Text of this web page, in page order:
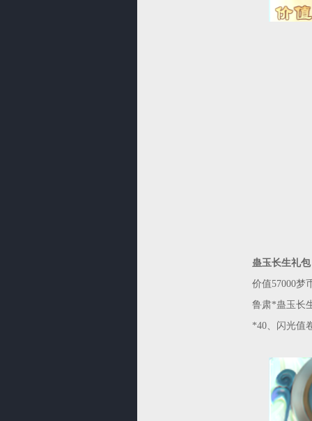
蛊玉长生礼包
价值57000梦
鲁肃*蛊玉长
*40、闪光值